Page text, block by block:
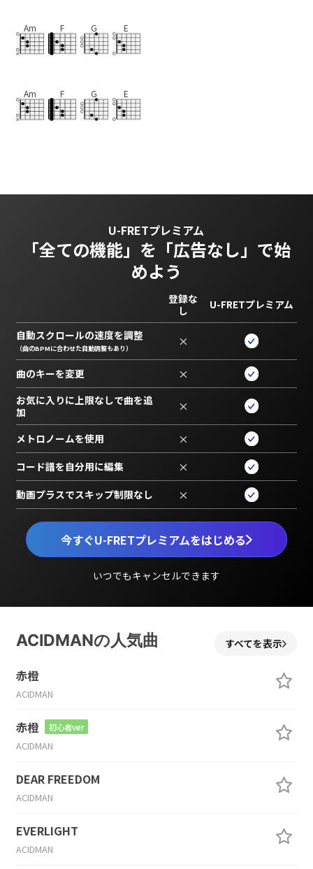
Am F G E
Am F G E
U-FRETプレミアム
「全ての機能」を 「広告なし」で始
めよう
今すぐU-FRETプレミアムをはじめる
いつでもキャンセルできます
登録な
し
U-FRETプレミアム
自動スクロールの速度を調整
（曲のBPMに合わせた自動調整もあり） ×
曲のキーを変更 ×
お気に入りに上限なしで曲を追
加
×
メトロノームを使用 ×
コード譜を自分用に編集 ×
動画プラスでスキップ制限なし ×
ACIDMANの人気曲 すべてを表示
赤橙
ACIDMAN
赤橙 初心者ver
ACIDMAN
DEAR FREEDOM
ACIDMAN
EVERLIGHT
ACIDMAN